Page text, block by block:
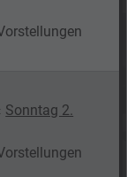
Sonntag 2.